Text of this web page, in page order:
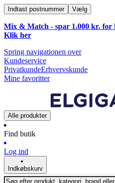
Indtast postnummer Vælg
Mix & Match - spar 1.000 kr. for
Klik her
Spring navigationen over
Kundeservice
PrivatkundeErhvervskunde
Mine favoritter
Alle produkter
Find butik
Log ind
Indkøbskurv